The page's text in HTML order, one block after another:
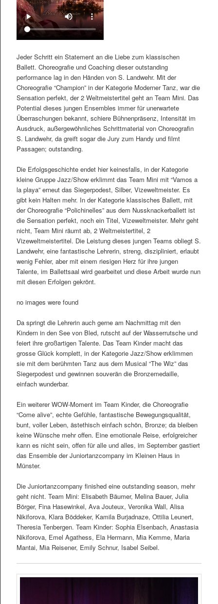
Jeder Schritt ein Statement an die Liebe zum klassischen
Ballett. Choreografie und Coaching dieser outstanding
performance lag in den Händen von S. Landwehr. Mit der
Choreografie “Champion” in der Kategorie Moderner Tanz, war die
Sensation perfekt, der 2 Weltmeistertitel geht an Team Mini. Das
Potential dieses jungen Ensembles immer für unerwartete
Überraschungen bekannt, schiere Bühnenpräsenz, Intensität im
Ausdruck, außergewöhnliches Schrittmaterial von Choreografin
S. Landwehr, da greift sogar die Jury zum Handy und filmt
Passagen; outstanding.
Die Erfolgsgeschichte endet hier keinesfalls, in der Kategorie
kleine Gruppe Jazz/Show erklimmt das Team Mini mit “Vamos a
la playa” erneut das Siegerpodest, Silber, Vizeweltmeister. Es
gibt kein Halten mehr. In der Kategorie klassisches Ballett, mit
der Choreografie “Polichinelles” aus dem Nussknackerballett ist
die Sensation perfekt, noch ein Titel, Vizeweltmeister. Mehr geht
nicht, Team Mini räumt ab, 2 Weltmeistertitel, 2
Vizeweltmeistertitel. Die Leistung dieses jungen Teams obliegt S.
Landwehr, eine fantastische Lehrerin, streng, diszipliniert, erlaubt
wenig Fehler, aber mit einem riesigen Herz für ihre jungen
Talente, im Ballettsaal wird gearbeitet und diese Arbeit wurde nun
mit diesen Erfolgen gekrönt.
no images were found
Da springt die Lehrerin auch gerne am Nachmittag mit den
Kindern in den See von Bled, rutscht auf der Wasserrutsche und
feiert ihre großartigen Talente. Das Team Kinder macht das
grosse Glück komplett, in der Kategorie Jazz/Show erklimmen
sie mit dem berühmten Tanz aus dem Musical “The Wiz” das
Siegerpodest und gewinnen souverän die Bronzemedaille,
einfach wunderbar.
Ein weiterer WOW-Moment im Team Kinder, die Choreografie
“Come alive”, echte Gefühle, fantastische Bewegungsqualität,
bunt, voller Leben, ästethisch einfach schön, Bronze; da bleiben
keine Wünsche mehr offen. Eine emotionale Reise, erfolgreicher
kann es nicht sein, offen für alle und alles, im September gastiert
das Ensemble der Juniortanzcompany im Kleinen Haus in
Münster.
Die Juniortanzcompany finished eine outstanding season, mehr
geht nicht. Team Mini: Elisabeth Bäumer, Melina Bauer, Julia
Börger, Fina Hasewinkel, Ava Jouteux, Veronika Wall, Alisa
Nikiforova, Klara Böddeker, Kamila Burjadnaze, Ottilia Leunert,
Theresia Tenbergen. Team Kinder: Sophia Elsenbach, Anastasia
Nikiforova, Emel Agathess, Ela Hermann, Mia Kemme, Maria
Mantai, Mia Reisener, Emily Schnur, Isabel Seibel.